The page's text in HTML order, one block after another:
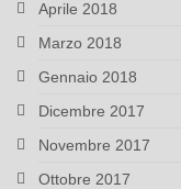
Aprile 2018
Marzo 2018
Gennaio 2018
Dicembre 2017
Novembre 2017
Ottobre 2017